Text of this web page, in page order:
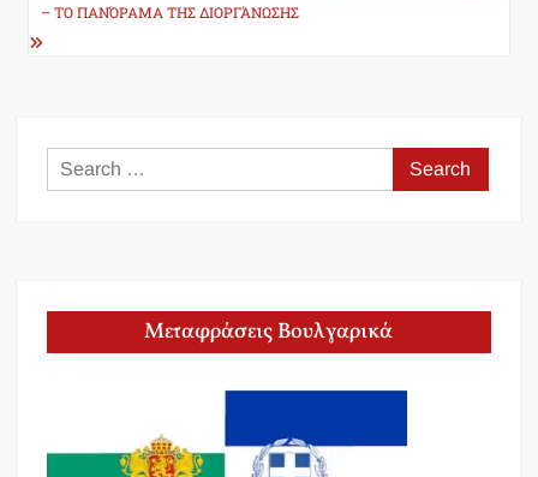
– ΤΟ ΠΑΝΌΡΑΜΑ ΤΗΣ ΔΙΟΡΓΆΝΩΣΗΣ
Search
for:
Μεταφράσεις Βουλγαρικά